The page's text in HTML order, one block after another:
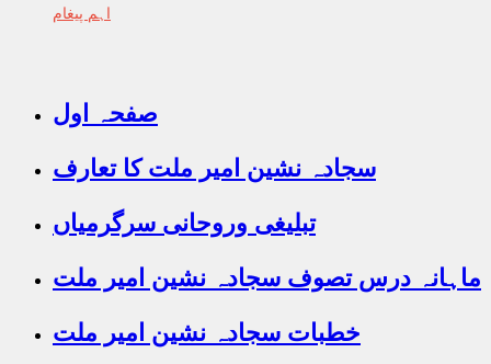
اہم پیغام
صفحہ اول
سجادہ نشین امیر ملت کا تعارف
تبلیغی وروحانی سرگرمیاں
ماہانہ درس تصوف سجادہ نشین امیر ملت
خطبات سجادہ نشین امیر ملت